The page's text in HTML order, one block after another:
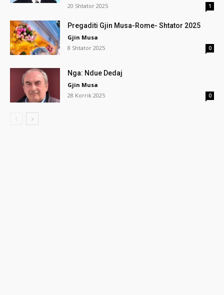
20 Shtator 2025
1
Pregaditi Gjin Musa-Rome- Shtator 2025
Gjin Musa
8 Shtator 2025
0
Nga: Ndue Dedaj
Gjin Musa
28 Korrik 2025
0